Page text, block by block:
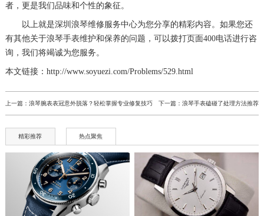
者，更是我们品味和个性的象征。
以上就是深圳浪琴维修服务中心为您分享的精彩内容。如果您还
有其他关于浪琴手表维护和保养的问题，可以拨打页面400电话进行咨
询，我们将竭诚为您服务。
本文链接：http://www.soyuezi.com/Problems/529.html
上一篇： 浪琴腕表表冠意外脱落？轻松掌握专业修复技巧 下一篇：浪琴手表磕碰了处理方法推荐
精彩推荐 热点聚焦